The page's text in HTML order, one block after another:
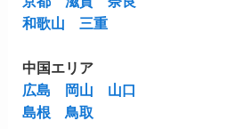
和歌山
三重
中国エリア
広島
岡山
山口
島根
鳥取